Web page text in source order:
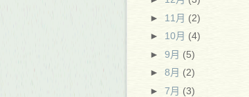
► 11月 (2)
► 10月 (4)
► 9月 (5)
► 8月 (2)
► 7月 (3)